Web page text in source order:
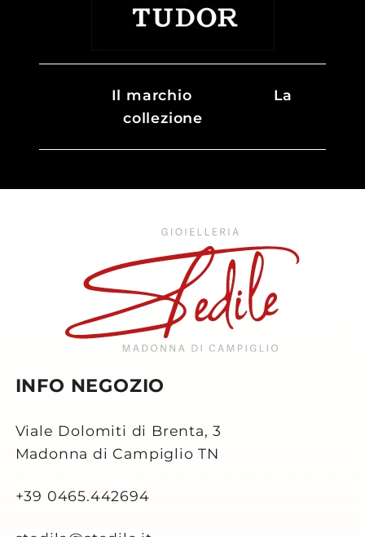
Il marchio
La
collezione
INFO NEGOZIO
Viale Dolomiti di Brenta, 3
Madonna di Campiglio TN
+39 0465.442694